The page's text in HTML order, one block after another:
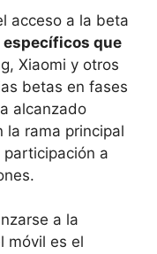
acceso a la beta
específicos que
Xiaomi y otros
betas en fases
alcanzado
rama principal
a
a la
móvil es el